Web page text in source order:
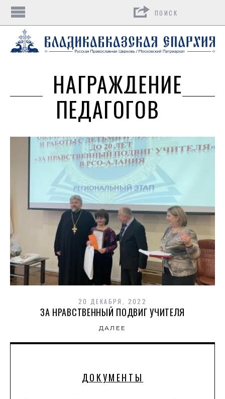
ДОКУМЕНТЫ
НАГРАЖДЕНИЕ
ПЕДАГОГОВ
20 ДЕКАБРЯ, 2022
ЗА НРАВСТВЕННЫЙ ПОДВИГ УЧИТЕЛЯ
ДАЛЕЕ